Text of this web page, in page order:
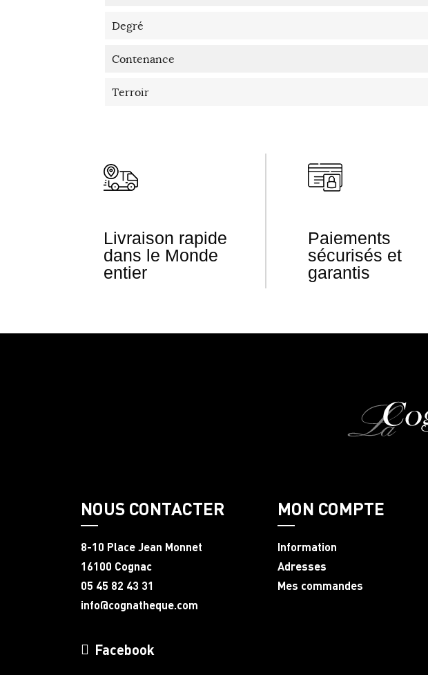
Degré
Contenance
Terroir
Livraison rapide
dans le Monde
entier
Paiements
sécurisés et
garantis
NOUS CONTACTER
8-10 Place Jean Monnet
16100 Cognac
05 45 82 43 31
info@cognatheque.com
MON COMPTE
Information
Adresses
Mes commandes
Facebook